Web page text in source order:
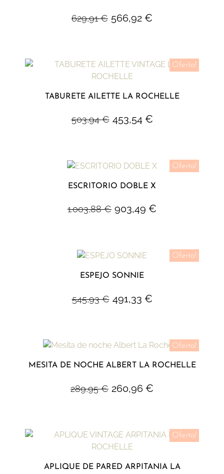
629,91€ 566,92 €
Oferta!
TABURETE AILETTE LA ROCHELLE
503,94€ 453,54 €
Oferta!
ESCRITORIO DOBLE X
1.003,88€ 903,49 €
Oferta!
ESPEJO SONNIE
545,93€ 491,33 €
Oferta!
MESITA DE NOCHE ALBERT LA ROCHELLE
289,95€ 260,96 €
Oferta!
APLIQUE DE PARED ARPITANIA LA